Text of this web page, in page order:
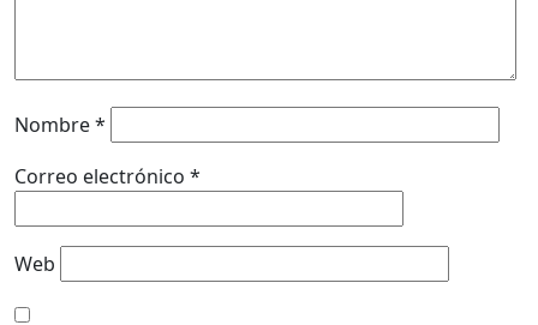
Nombre*
Correo electrónico *
Web